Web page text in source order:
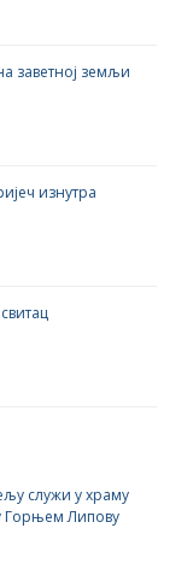
заветној земљи
изнутра
служи у храму
Горњем Липову